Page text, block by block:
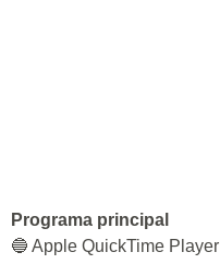
Programa principal
🔵 Apple QuickTime Player